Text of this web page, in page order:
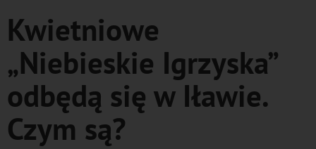
Kwietniowe
„Niebieskie Igrzyska”
odbędą się w Iławie.
Czym są?